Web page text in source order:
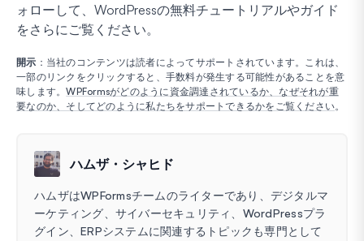
ォローして、WordPressの無料チュートリアルやガイド
をさらにご覧ください。
開示 ：当社のコンテンツは読者によってサポートされています。これは、
一部のリンクをクリックすると、手数料が発生する可能性があることを意
味します。WPFormsがどのように資金調達されているか、なぜそれが重
要なのか、そしてどのように私たちをサポートできるかをご覧ください。
ハムザ・シャヒド
ハムザはWPFormsチームのライターであり、デジタルマ
ーケティング、サイバーセキュリティ、WordPressプラ
グイン、ERPシステムに関連するトピックも専門として